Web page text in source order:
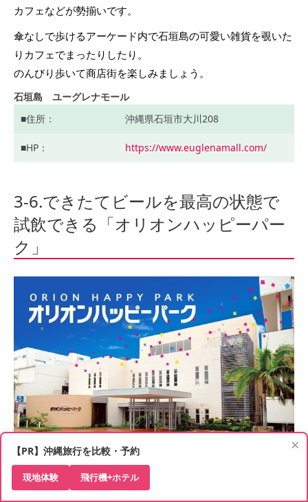
カフェなどが勢揃いです。
傘なしで歩けるアーケード内で石垣島の可愛い雑貨を覗いた
りカフェでまったりしたり。
のんびり歩いて商店街を楽しみましょう。
石垣島 ユーグレナモール
住所
沖縄県石垣市大川208
HP https://www.euglenamall.com/
3-6.できたてビールを最高の状態で
試飲できる「オリオンハッピーパー
ク」
沖縄県では最大のシェアを誇り地元でも愛されているオリオ
ンビールは、沖縄に来たら一度は飲みたいビールです。
そのできたてほやほやを試飲できる工場見学も捨てがたい観
×
【PR】沖縄旅行を比較・予約
現地体験 飛行機+ホテル